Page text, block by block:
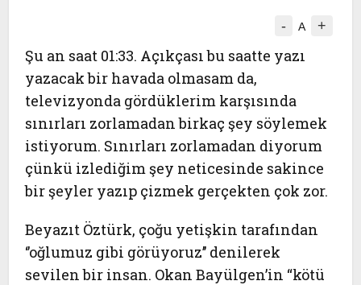
- A +
Şu an saat 01:33. Açıkçası bu saatte yazı
yazacak bir havada olmasam da,
televizyonda gördüklerim karşısında
sınırları zorlamadan birkaç şey söylemek
istiyorum. Sınırları zorlamadan diyorum
çünkü izlediğim şey neticesinde sakince
bir şeyler yazıp çizmek gerçekten çok zor.
Beyazıt Öztürk, çoğu yetişkin tarafından
‘’oğlumuz gibi görüyoruz’’ denilerek
sevilen bir insan. Okan Bayülgen’in “kötü